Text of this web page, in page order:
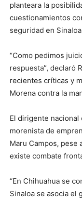
planteara la
cuestionamientos
seguridad en
“Como pedimos
respuesta”, declaró
recientes críticas y
Morena contra la
El dirigente nacional
morenista de
Maru Campos,
existe combate
“En Chihuahua se
Sinaloa se asocia el